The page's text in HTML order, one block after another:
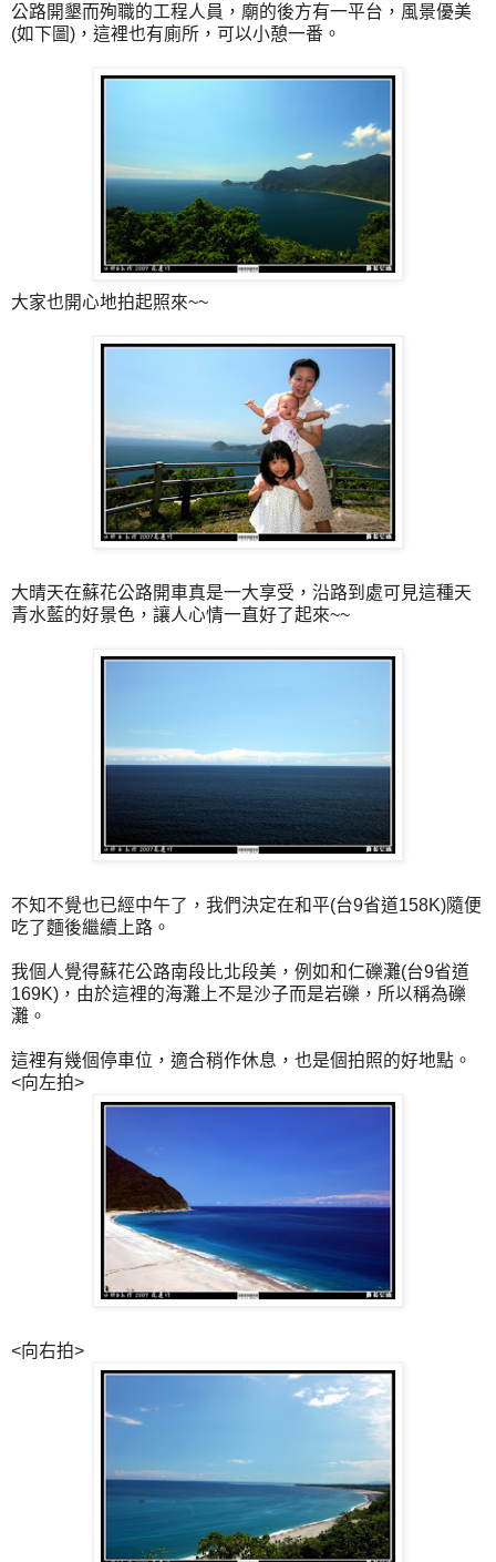
公路開墾而殉職的工程人員，廟的後方有一平台，風景優美
(如下圖)，這裡也有廁所，可以小憩一番。
大家也開心地拍起照來~~
大晴天在蘇花公路開車真是一大享受，沿路到處可見這種天
青水藍的好景色，讓人心情一直好了起來~~
不知不覺也已經中午了，我們決定在和平(台9省道158K)隨便
吃了麵後繼續上路。
我個人覺得蘇花公路南段比北段美，例如和仁礫灘(台9省道
169K)，由於這裡的海灘上不是沙子而是岩礫，所以稱為礫
灘。
這裡有幾個停車位，適合稍作休息，也是個拍照的好地點。
<向左拍>
<向右拍>